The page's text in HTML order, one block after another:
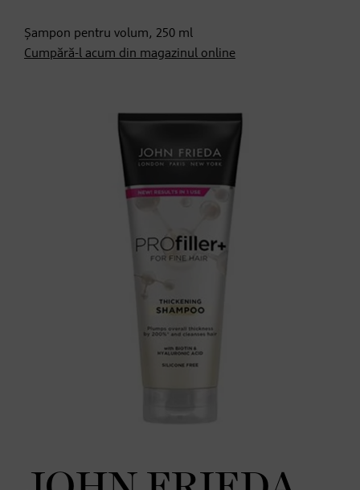
Șampon pentru volum, 250 ml
Cumpără-l acum din magazinul online